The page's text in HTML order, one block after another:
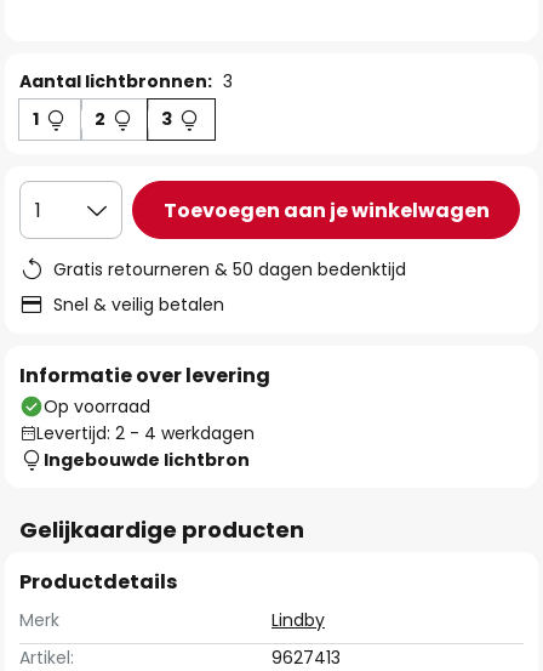
Aantal lichtbronnen: 3
1
2 3
1 Toevoegen aan je winkelwagen
Gratis retourneren & 50 dagen bedenktijd
Snel & veilig betalen
Informatie over levering
Op voorraad
Levertijd: 2 - 4 werkdagen
Ingebouwde lichtbron
Gelijkaardige producten
Productdetails
Merk
Lindby
Artikel:
9627413